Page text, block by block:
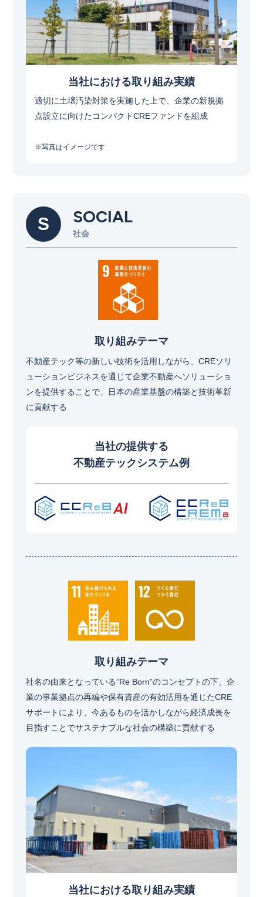
当社における取り組み実績​
適切に土壌汚染対策を実施した上で、企業の新規拠
点設立に向けたコンパクトCREファンドを組成
※写真はイメージです​
S SOCIAL
社会
取り組みテーマ
不動産テック等の新しい技術を活用しながら、CREソリ
ューションビジネスを通じて企業不動産へソリューショ
ンを提供することで、日本の産業基盤の構築と技術革新
に貢献する
当社の提供する
不動産テックシステム例
取り組みテーマ
社名の由来となっている”Re Born”のコンセプトの下、企
業の事業拠点の再編や保有資産の有効活用を通じたCRE
サポートにより、今あるものを活かしながら経済成長を
目指すことでサステナブルな社会の構築に貢献する
当社における取り組み実績​